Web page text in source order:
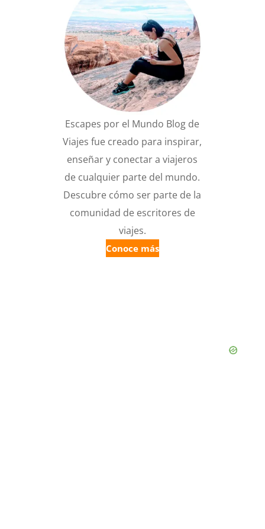
Escapes por el Mundo Blog de
Viajes fue creado para inspirar,
enseñar y conectar a viajeros
de cualquier parte del mundo.
Descubre cómo ser parte de la
comunidad de escritores de
viajes.
Conoce más